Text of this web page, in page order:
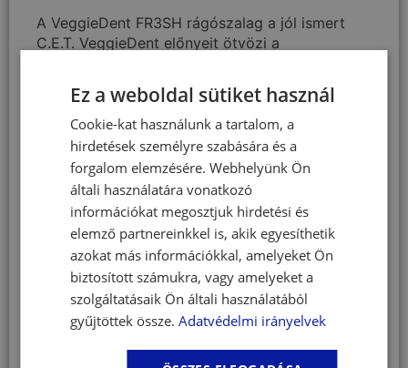
A VeggieDent FR3SH rágószalag a jól ismert
C.E.T. VeggieDent előnyeit ötvözi a
emésztőrendszer egészségét.
Kutya szájhigiénia felsőfokon
A VeggieDent FR3SH rágószalag segít
megelőzni és csökkenteni a kellemetlen
szájszagot már az első használattól kezdve
Hozzájárul a lepedék és a fogkő mennyiségének
csökkentéséhez napi egyszeri alkalmazás
mellett
Támogatja a kutyák megfelelő szájhigiéniáját és
az egészséges ínyt
Mechanikus rágás közben tisztítja a
fogfelszíneket
Ez a weboldal sütiket használ
Cookie-kat használunk a tartalom, a
hirdetések személyre szabására és a
forgalom elemzésére. Webhelyünk Ön
általi használatára vonatkozó
információkat megosztjuk hirdetési és
elemző partnereinkkel is, akik egyesíthetik
azokat más információkkal, amelyeket Ön
biztosított számukra, vagy amelyeket a
szolgáltatásaik Ön általi használatából
gyűjtöttek össze.Adatvédelmi irányelvek